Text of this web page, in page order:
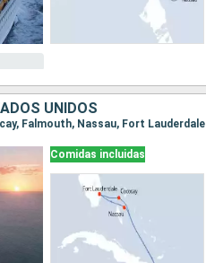
UNIDOS
Falmouth, Nassau, Fort Lauderdale
Comidas incluidas